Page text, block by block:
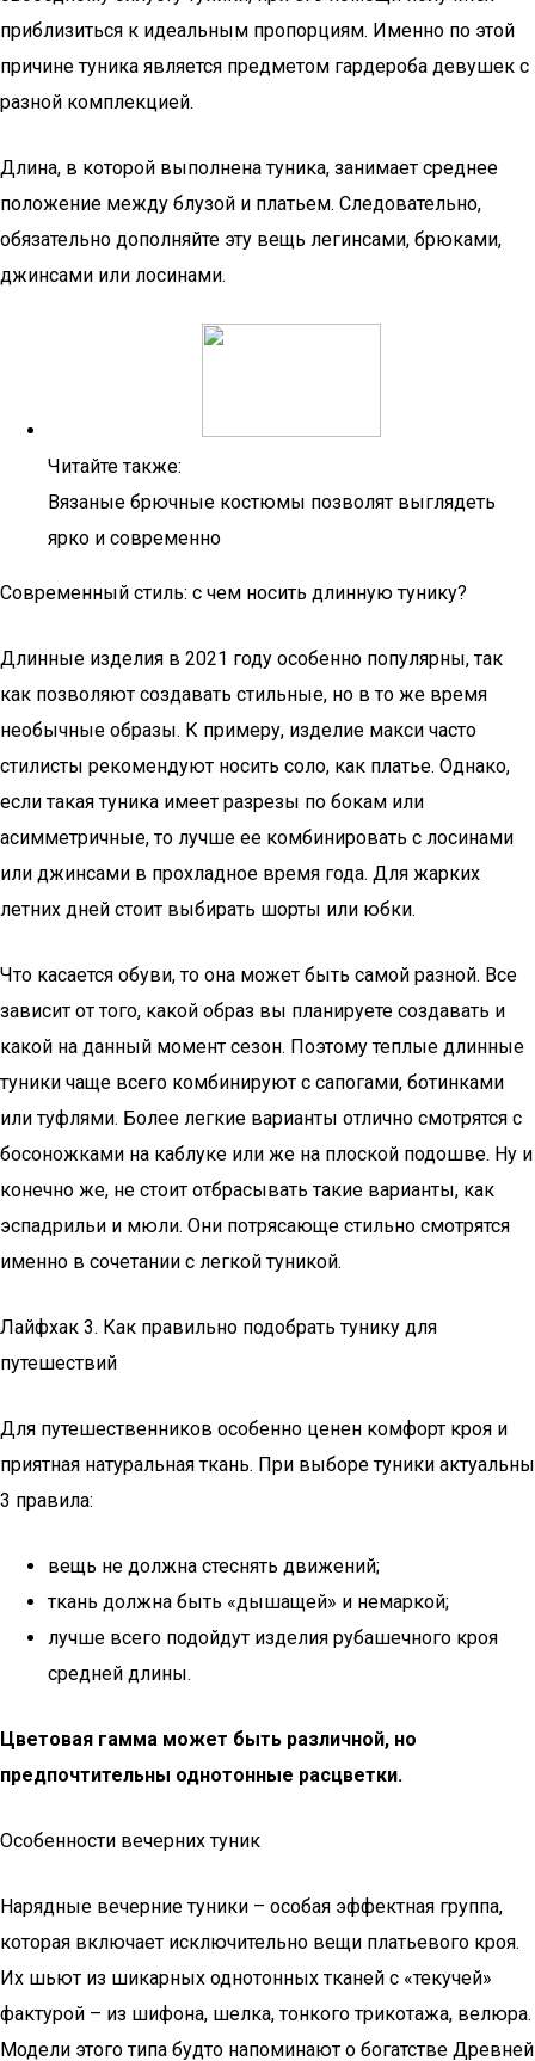
приблизиться к идеальным пропорциям. Именно по этой
причине туника является предметом гардероба девушек с
разной комплекцией.
Длина, в которой выполнена туника, занимает среднее
положение между блузой и платьем. Следовательно,
обязательно дополняйте эту вещь легинсами, брюками,
джинсами или лосинами.
Читайте также:
Вязаные брючные костюмы позволят выглядеть
ярко и современно
Современный стиль: с чем носить длинную тунику?
Длинные изделия в 2021 году особенно популярны, так
как позволяют создавать стильные, но в то же время
необычные образы. К примеру, изделие макси часто
стилисты рекомендуют носить соло, как платье. Однако,
если такая туника имеет разрезы по бокам или
асимметричные, то лучше ее комбинировать с лосинами
или джинсами в прохладное время года. Для жарких
летних дней стоит выбирать шорты или юбки.
Что касается обуви, то она может быть самой разной. Все
зависит от того, какой образ вы планируете создавать и
какой на данный момент сезон. Поэтому теплые длинные
туники чаще всего комбинируют с сапогами, ботинками
или туфлями. Более легкие варианты отлично смотрятся с
босоножками на каблуке или же на плоской подошве. Ну и
конечно же, не стоит отбрасывать такие варианты, как
эспадрильи и мюли. Они потрясающе стильно смотрятся
именно в сочетании с легкой туникой.
Лайфхак 3. Как правильно подобрать тунику для
путешествий
Для путешественников особенно ценен комфорт кроя и
приятная натуральная ткань. При выборе туники актуальны
3 правила:
вещь не должна стеснять движений;
ткань должна быть «дышащей» и немаркой;
лучше всего подойдут изделия рубашечного кроя
средней длины.
Цветовая гамма может быть различной, но
предпочтительны однотонные расцветки.
Особенности вечерних туник
Нарядные вечерние туники – особая эффектная группа,
которая включает исключительно вещи платьевого кроя.
Их шьют из шикарных однотонных тканей с «текучей»
фактурой – из шифона, шелка, тонкого трикотажа, велюра.
Модели этого типа будто напоминают о богатстве Древней